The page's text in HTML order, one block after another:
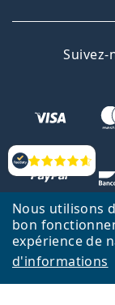
Nous utilisons
bon
expérience de
d'informations
Évaluation
Retour à la